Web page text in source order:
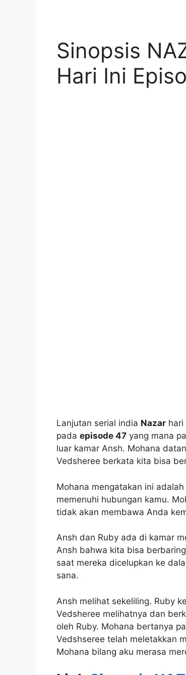
Sinopsis
Hari Ini
Lanjutan serial india Nazar hari
pada episode 47 yang mana
luar kamar Ansh. Mohana
Vedsheree berkata kita bisa
Mohana mengatakan ini
memenuhi hubungan kamu.
tidak akan membawa Anda
Ansh dan Ruby ada di kamar
Ansh bahwa kita bisa
saat mereka dicelupkan ke
sana.
Ansh melihat sekeliling. Ruby
Vedsheree melihatnya dan
oleh Ruby. Mohana bertanya
Vedshseree telah meletakkan
Mohana bilang aku merasa